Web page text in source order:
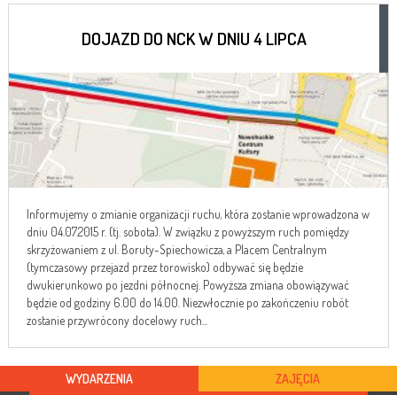
DOJAZD DO NCK W DNIU 4 LIPCA
Informujemy o zmianie organizacji ruchu, która zostanie wprowadzona w
dniu 04.07.2015 r. (tj. sobota). W związku z powyższym ruch pomiędzy
skrzyżowaniem z ul. Boruty-Spiechowicza, a Placem Centralnym
(tymczasowy przejazd przez torowisko) odbywać się będzie
dwukierunkowo po jezdni północnej. Powyższa zmiana obowiązywać
będzie od godziny 6.00 do 14.00. Niezwłocznie po zakończeniu robót
zostanie przywrócony docelowy ruch...
WYDARZENIA ZAJĘCIA